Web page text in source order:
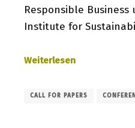
Responsible
Institute for
Weiterlesen
CALL FOR PAPERS